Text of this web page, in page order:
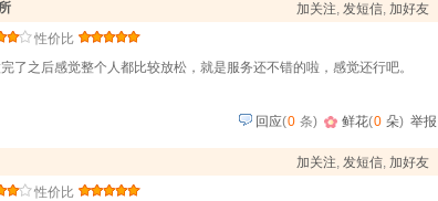
加关注, 发短信, 加好友
性价比
了之后感觉整个人都比较放松，就是服务还不错的啦，感觉还行吧。
回应(0 条) 鲜花(0 朵) 举报
加关注, 发短信, 加好友
性价比